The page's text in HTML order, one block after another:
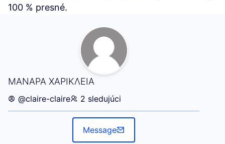
100 % presné.
ΜΑΝΑΡΑ ΧΑΡΙΚΛΕΙΑ
Moja aktivita (ΜΑΝΑΡΑ ΧΑΡΙΚΛΕΙΑ)
@claire-claire 2 sledujúci
Message